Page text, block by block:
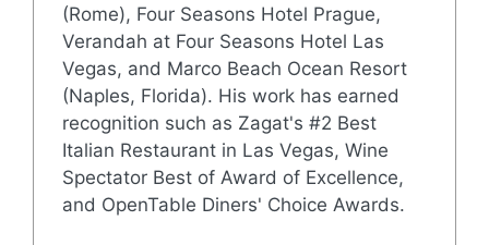
(Rome), Four Seasons Hotel Prague,
Verandah at Four Seasons Hotel Las
Vegas, and Marco Beach Ocean Resort
(Naples, Florida). His work has earned
recognition such as Zagat's #2 Best
Italian Restaurant in Las Vegas, Wine
Spectator Best of Award of Excellence,
and OpenTable Diners' Choice Awards.